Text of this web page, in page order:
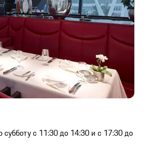
субботу с 11:30 до 14:30 и с 17:30 до